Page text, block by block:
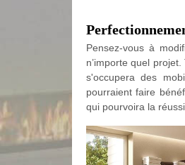
Pensez-vous à
n’importe quel
s'occupera des
pourraient faire
qui pourvoira la